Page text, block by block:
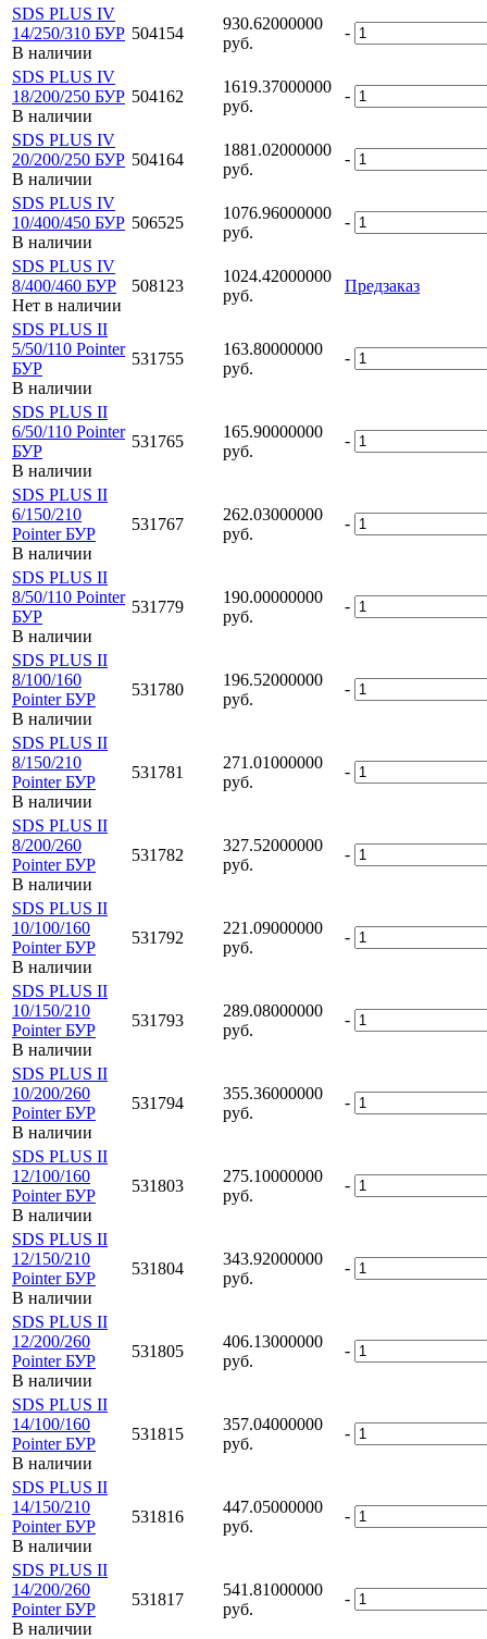
SDS PLUS IV
14/250/310 БУР
В наличии
504154
930.62000000
руб.
-
SDS PLUS IV
18/200/250 БУР
В наличии
504162
1619.37000000
руб.
-
SDS PLUS IV
20/200/250 БУР
В наличии
504164
1881.02000000
руб.
-
SDS PLUS IV
10/400/450 БУР
В наличии
506525
1076.96000000
руб.
-
SDS PLUS IV
8/400/460 БУР
Нет в наличии
508123
1024.42000000
руб.
Предзаказ
SDS PLUS II
5/50/110 Pointer
БУР
В наличии
531755
163.80000000
руб.
-
SDS PLUS II
6/50/110 Pointer
БУР
В наличии
531765
165.90000000
руб.
-
SDS PLUS II
6/150/210
Pointer БУР
В наличии
531767
262.03000000
руб.
-
SDS PLUS II
8/50/110 Pointer
БУР
В наличии
531779
190.00000000
руб.
-
SDS PLUS II
8/100/160
Pointer БУР
В наличии
531780
196.52000000
руб.
-
SDS PLUS II
8/150/210
Pointer БУР
В наличии
531781
271.01000000
руб.
-
SDS PLUS II
8/200/260
Pointer БУР
В наличии
531782
327.52000000
руб.
-
SDS PLUS II
10/100/160
Pointer БУР
В наличии
531792
221.09000000
руб.
-
SDS PLUS II
10/150/210
Pointer БУР
В наличии
531793
289.08000000
руб.
-
SDS PLUS II
10/200/260
Pointer БУР
В наличии
531794
355.36000000
руб.
-
SDS PLUS II
12/100/160
Pointer БУР
В наличии
531803
275.10000000
руб.
-
SDS PLUS II
12/150/210
Pointer БУР
В наличии
531804
343.92000000
руб.
-
SDS PLUS II
12/200/260
Pointer БУР
В наличии
531805
406.13000000
руб.
-
SDS PLUS II
14/100/160
Pointer БУР
В наличии
531815
357.04000000
руб.
-
SDS PLUS II
14/150/210
Pointer БУР
В наличии
531816
447.05000000
руб.
-
SDS PLUS II
14/200/260
Pointer БУР
В наличии
531817
541.81000000
руб.
-